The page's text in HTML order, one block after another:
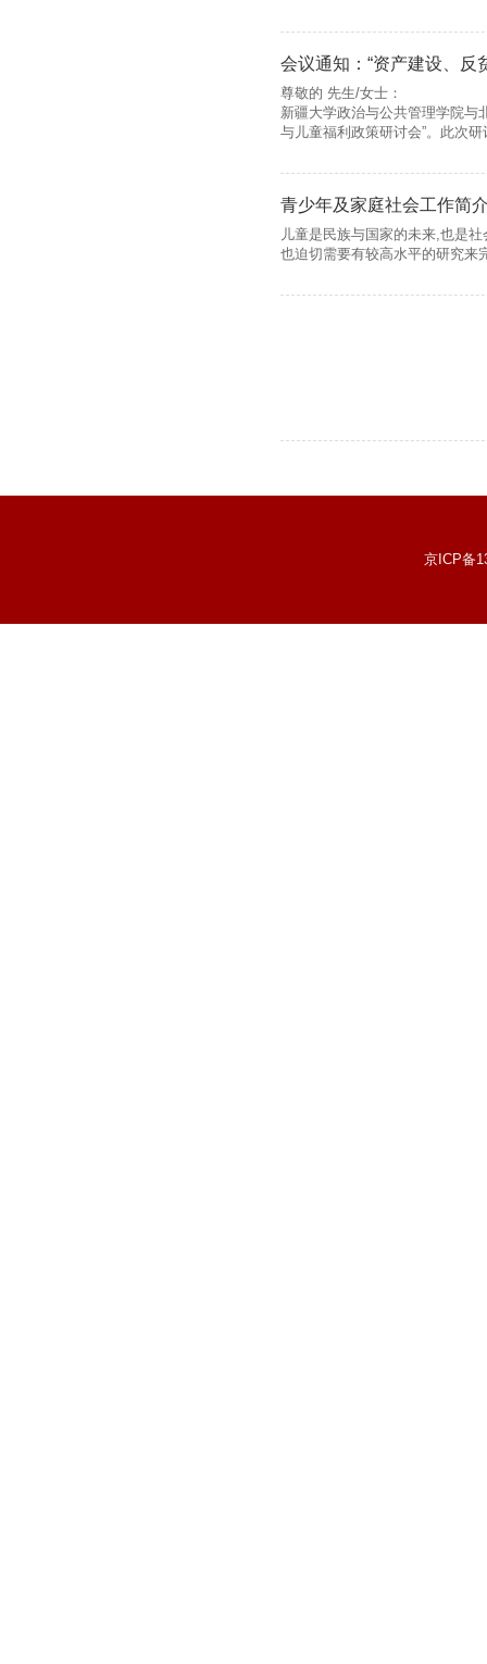
会议通知：“资产建设、反
尊敬的 先生/女士：
新疆大学政治与公共管理学院
与儿童福利政策研讨会”。此次
青少年及家庭社会工作简
儿童是民族与国家的未来,也是
也迫切需要有较高水平的研究来
京ICP备